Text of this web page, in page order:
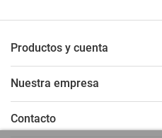
Productos y cuenta
Nuestra empresa
Contacto